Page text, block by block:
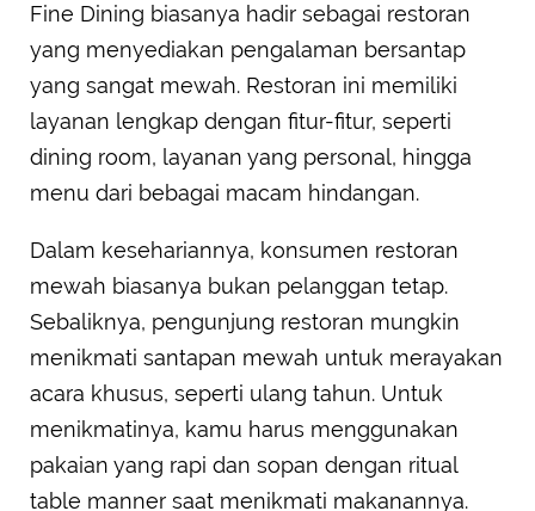
Fine Dining biasanya hadir sebagai restoran
yang menyediakan pengalaman bersantap
yang sangat mewah. Restoran ini memiliki
layanan lengkap dengan fitur-fitur, seperti
dining room, layanan yang personal, hingga
menu dari bebagai macam hindangan.
Dalam kesehariannya, konsumen restoran
mewah biasanya bukan pelanggan tetap.
Sebaliknya, pengunjung restoran mungkin
menikmati santapan mewah untuk merayakan
acara khusus, seperti ulang tahun. Untuk
menikmatinya, kamu harus menggunakan
pakaian yang rapi dan sopan dengan ritual
table manner saat menikmati makanannya.